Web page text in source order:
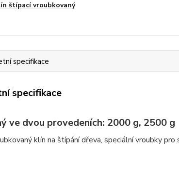
štípací vroubkovaný
specifikace
specifikace
ve dvou provedeních: 2000 g, 2500 g
klín na štípání dřeva, speciální vroubky pro